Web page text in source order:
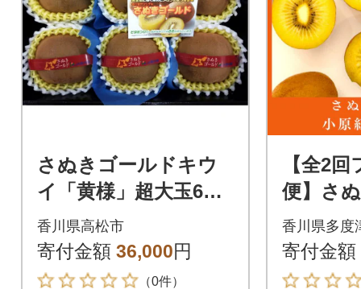
さぬきゴールドキウ
イ「黄様」超大玉6個
入り×2箱
香川県高松市
寄付金額 36,000円
（0件）
【全2
便】さ
ツ さぬ
と小原
【C-24】
香川県多度
寄付金額